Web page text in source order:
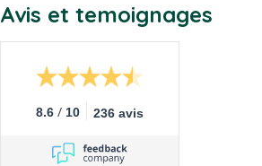
Avis et temoignages
8.6 / 10 236 avis